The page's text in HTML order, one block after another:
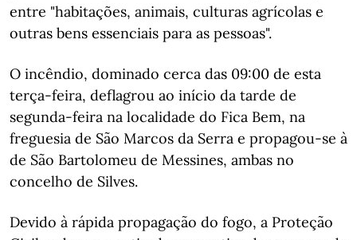
entre "habitações, animais, culturas agrícolas e
outras bens essenciais para as pessoas".
O incêndio, dominado cerca das 09:00 de esta
terça-feira, deflagrou ao início da tarde de
segunda-feira na localidade do Fica Bem, na
freguesia de São Marcos da Serra e propagou-se à
de São Bartolomeu de Messines, ambas no
concelho de Silves.
Devido à rápida propagação do fogo, a Proteção